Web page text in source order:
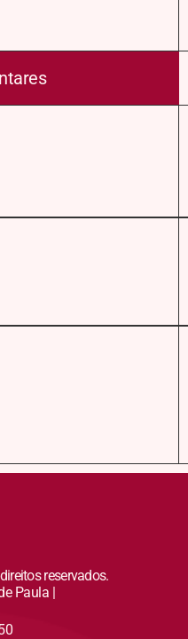
reservados.
Paula |